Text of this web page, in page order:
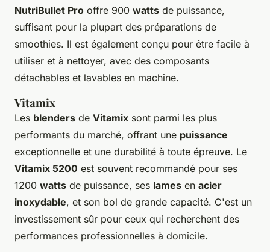
NutriBullet Pro offre 900 watts de puissance,
suffisant pour la plupart des préparations de
smoothies. Il est également conçu pour être facile à
utiliser et à nettoyer, avec des composants
détachables et lavables en machine.
Vitamix
Les blenders de Vitamix sont parmi les plus
performants du marché, offrant une puissance
exceptionnelle et une durabilité à toute épreuve. Le
Vitamix 5200 est souvent recommandé pour ses
1200 watts de puissance, ses lames en acier
inoxydable, et son bol de grande capacité. C'est un
investissement sûr pour ceux qui recherchent des
performances professionnelles à domicile.